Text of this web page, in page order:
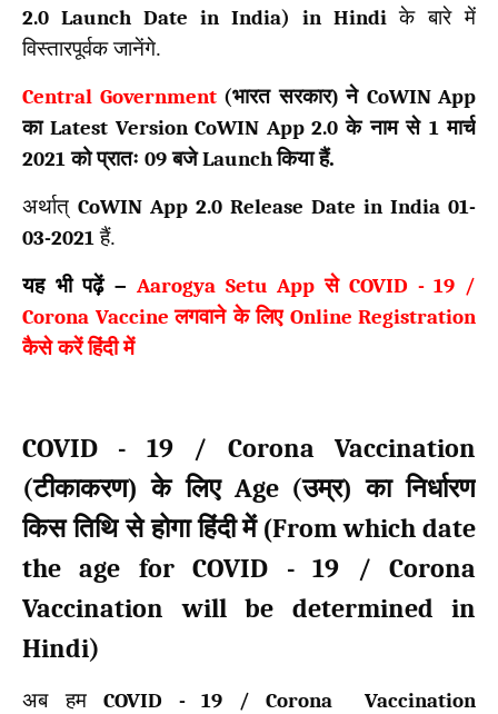
2.0 Launch Date in India) in Hindi के बारे में
विस्तारपूर्वक जानेंगे.
Central Government (भारत सरकार) ने CoWIN App
काLatest Version CoWIN App 2.0 के नाम से 1 मार्च
2021को प्रातः 09बजेLaunchकिया हैं.
अर्थात् CoWIN App 2.0 Release Date in India 01-
03-2021हैं.
यह भी पढ़ें –Aarogya Setu AppसेCOVID - 19 /
Corona Vaccineलगवाने के लिए Online Registration
कैसे करें हिंदी में
COVID - 19 / Corona Vaccination
(टीकाकरण) के लिए Age (उम्र) का निर्धारण
किस तिथि से होगा हिंदी में (From which date
the age for COVID - 19 / Corona
Vaccination will be determined in
Hindi)
अब हम COVID - 19 / Corona Vaccination